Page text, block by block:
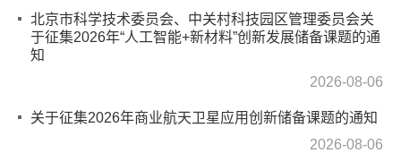
北京市科学技术委员会、中关村科技园区管理委员会关
于征集2026年“人工智能+新材料”创新发展储备课题的通
知
2026-08-06
关于征集2026年商业航天卫星应用创新储备课题的通知
2026-08-06